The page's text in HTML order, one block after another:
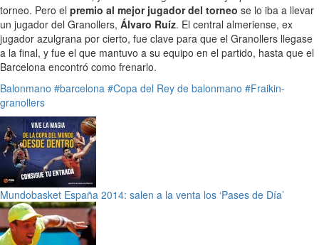
torneo. Pero el premio al mejor jugador del torneo se lo iba a llevar
un jugador del Granollers, Álvaro Ruíz. El central almeriense, ex
jugador azulgrana por cierto, fue clave para que el Granollers llegase
a la final, y fue el que mantuvo a su equipo en el partido, hasta que el
Barcelona encontró como frenarlo.
Balonmano #barcelona #Copa del Rey de balonmano #Fraikin-
granollers
Mundobasket España 2014: salen a la venta los ‘Pases de Día’